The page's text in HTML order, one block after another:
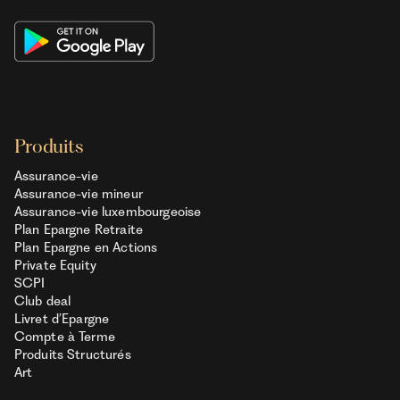
Produits
Assurance-vie
Assurance-vie mineur
Assurance-vie luxembourgeoise
Plan Epargne Retraite
Plan Epargne en Actions
Private Equity
SCPI
Club deal
Livret d’Epargne
Compte à Terme
Produits Structurés
Art